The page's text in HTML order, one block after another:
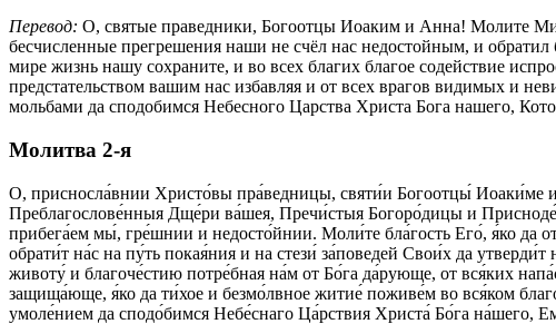
Перевод: О, святые праведники, Богоотцы Иоаким и Анна! Молите
бесчисленные прегрешения наши не счёл нас недостойным, и
мире жизнь нашу сохраните, и во всех благих благое содействие
предстательством вашим нас избавляя и от всех врагов видимых и
мольбами да сподобимся Небесного Царства Христа Бога нашего,
Молитва 2‑я
О, присносла́внии Христо́вы пра́ведницы, святи́и Богоотцы́ Иоаки́ме
Преблагослове́нныя Дще́ри ва́шея, Пречи́стыя Богоро́дицы и
прибега́ем мы́, гре́шнии и недосто́йнии. Моли́те бла́гость Его́, я́ко да
обрати́т на́с на пу́ть покая́ния и на стези́ за́поведей Свои́х да
животу́ и благоче́стию потре́бная на́м от Бо́га да́рующе, от вся́ких
защища́юще, я́ко да ти́хое и безмо́лвное житие́ поживе́м во вся́ком
умоле́нием да сподо́бимся Небе́снаго Ца́рствия Христа́ Бо́га на́шего,